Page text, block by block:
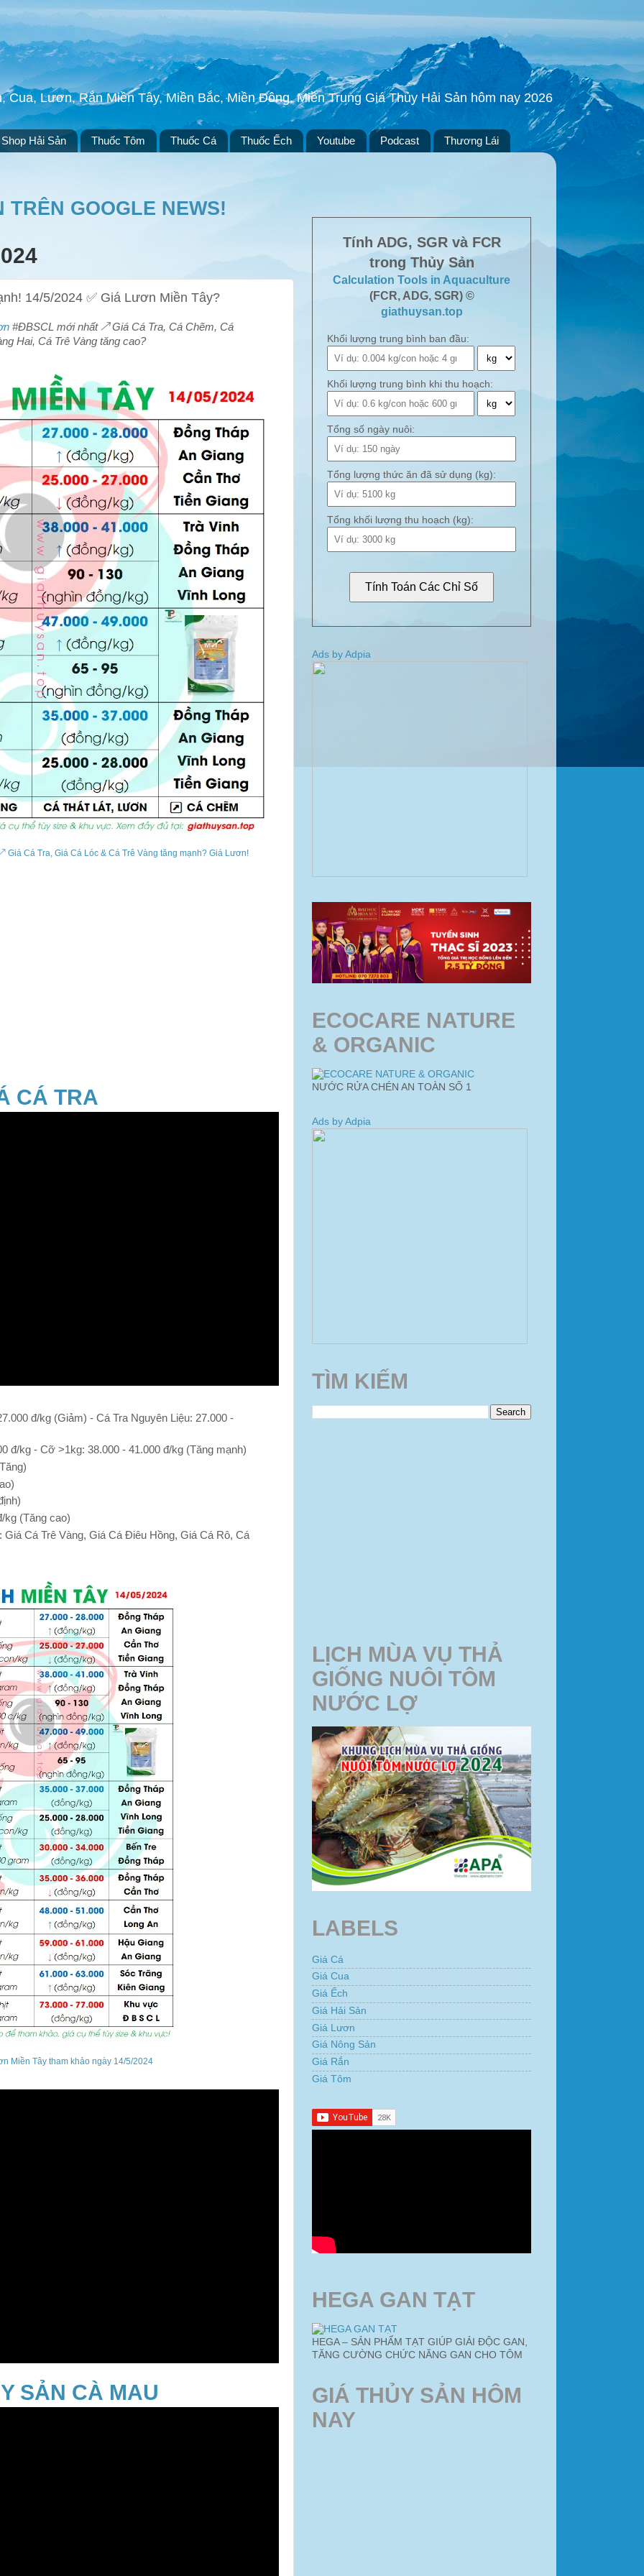
Cua, Lươn, Rắn Miền Tây, Miền Bắc, Miền Đông, Miền Trung Giá Thủy Hải Sản hôm nay 2026
Shop Hải Sản Thuốc Tôm Thuốc Cá Thuốc Ếch Youtube Podcast Thương Lái
TRÊN GOOGLE NEWS!
14/5/2024 ✅ Giá Lươn Miền Tây?
#ĐBSCL mới nhất ↗️ Giá Cá Tra, Cá Chẽm, Cá
Hai, Cá Trê Vàng tăng cao?
Giá Cá Tra, Giá Cá Lóc & Cá Trê Vàng tăng mạnh? Giá Lươn!
CÁ TRA
đ/kg (Giảm) - Cá Tra Nguyên Liệu: 27.000 -
đ/kg - Cỡ >1kg: 38.000 - 41.000 đ/kg (Tăng mạnh)
kg (Tăng cao)
: Giá Cá Trê Vàng, Giá Cá Điêu Hồng, Giá Cá Rô, Cá
Miền Tây tham khảo ngày 14/5/2024
SẢN CÀ MAU
Tính ADG, SGR và FCR
trong Thủy Sản
Calculation Tools in Aquaculture
(FCR, ADG, SGR) ©
giathuysan.top
Khối lượng trung bình ban đầu:
Khối lượng trung bình khi thu hoạch:
Tổng số ngày nuôi:
Tổng lượng thức ăn đã sử dụng (kg):
Tổng khối lượng thu hoạch (kg):
Tính Toán Các Chỉ Số
Ads by Adpia
ECOCARE NATURE
& ORGANIC
NƯỚC RỬA CHÉN AN TOÀN SỐ 1
Ads by Adpia
TÌM KIẾM
LỊCH MÙA VỤ THẢ
GIỐNG NUÔI TÔM
NƯỚC LỢ
LABELS
Giá Cá
Giá Cua
Giá Ếch
Giá Hải Sản
Giá Lươn
Giá Nông Sản
Giá Rắn
Giá Tôm
HEGA GAN TẠT
HEGA – SẢN PHẨM TẠT GIÚP GIẢI ĐỘC GAN,
TĂNG CƯỜNG CHỨC NĂNG GAN CHO TÔM
GIÁ THỦY SẢN HÔM
NAY